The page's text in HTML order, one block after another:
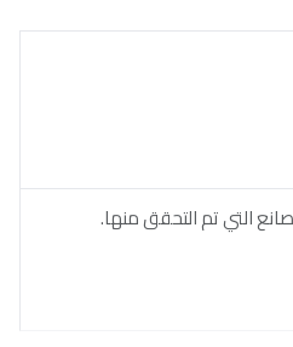
التي تم التحقق منها.